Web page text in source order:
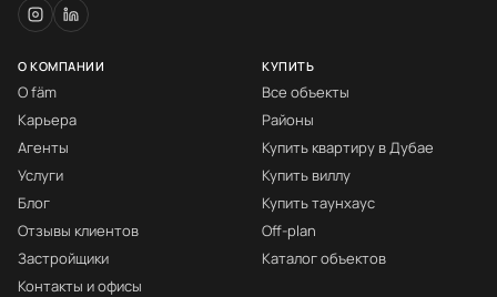
О КОМПАНИИ
О fäm
Карьера
Агенты
Услуги
Блог
Отзывы клиентов
Застройщики
Контакты и офисы
КУПИТЬ
Все объекты
Районы
Купить квартиру в Дубае
Купить виллу
Купить таунхаус
Off-plan
Каталог объектов